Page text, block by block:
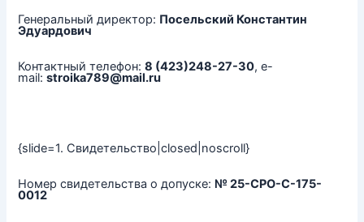
Генеральный директор: Посельский Константин
Эдуардович
Контактный телефон:8 (423)248-27-30, e-
mail:stroika789@mail.ru
{slide=1. Свидетельство|closed|noscroll}
Номер свидетельства о допуске: № 25-СРО-С-175-
0012